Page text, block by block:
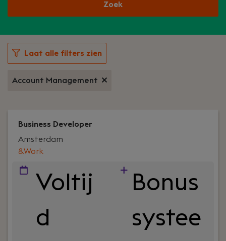
Zoek
Laat alle filters zien
Account Management
Business Developer
&Work
Amsterdam
Voltij
d
Bonus
systee